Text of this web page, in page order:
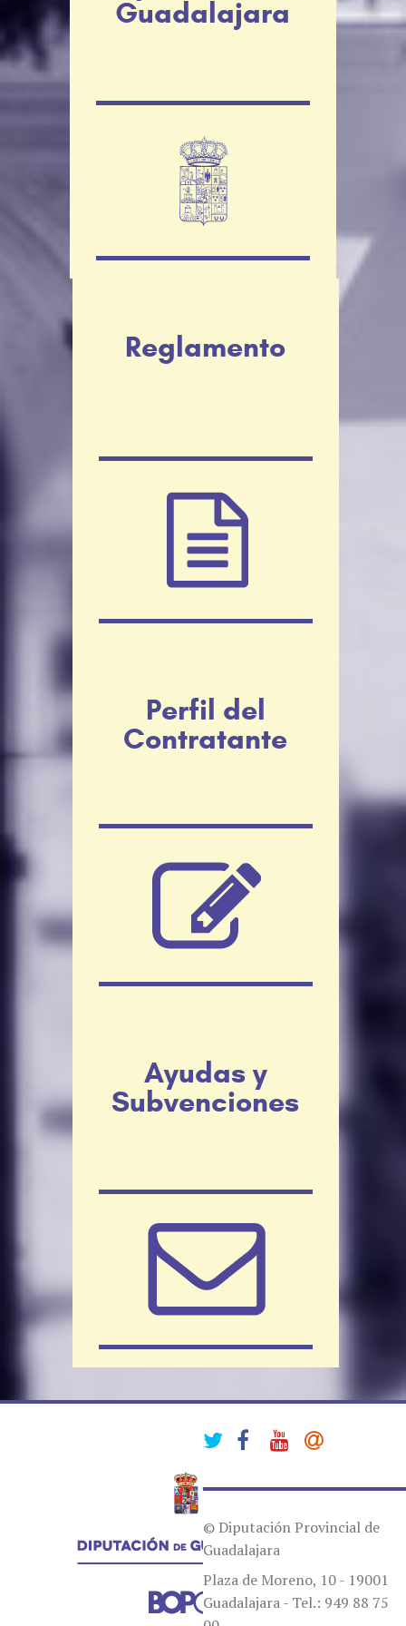
Guadalajara
Reglamento
Perfil del
Contratante
Ayudas y
Subvenciones
© Diputación Provincial de
Guadalajara
Plaza de Moreno, 10 - 19001
Guadalajara - Tel.: 949 88 75